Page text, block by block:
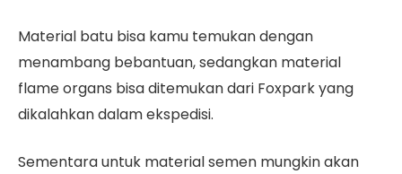
Material batu bisa kamu temukan dengan
menambang bebantuan, sedangkan material
flame organs bisa ditemukan dari Foxpark yang
dikalahkan dalam ekspedisi.
Sementara untuk material semen mungkin akan